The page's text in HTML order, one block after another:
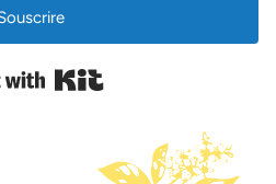
Built with Kit